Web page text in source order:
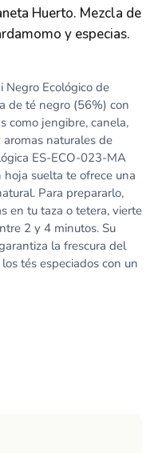
Huerto. Mezcla de
y especias.
Negro Ecológico de
de té negro (56%) con
como jengibre, canela,
naturales de
ES-ECO-023-MA
suelta te ofrece una
Para prepararlo,
en tu taza o tetera, vierte
2 y 4 minutos. Su
la frescura del
tés especiados con un